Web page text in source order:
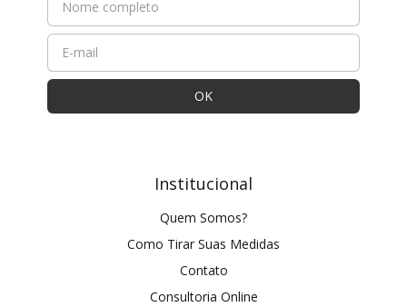
Institucional
Quem Somos?
Como Tirar Suas Medidas
Contato
Consultoria Online